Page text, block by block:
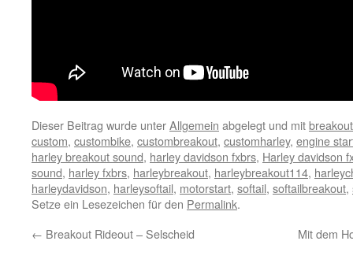
Dieser Beitrag wurde unterAllgemein abgelegt und mitbreakout
custom, custombike, custombreakout, customharley, engine
harley breakout sound, harley davidson fxbrs, Harley davidson
sound, harley fxbrs, harleybreakout, harleybreakout114,
harleydavidson, harleysoftail, motorstart, softail, softailbreakout,
Setze ein Lesezeichen für den Permalink.
← Breakout Rideout – Selscheid Mit dem